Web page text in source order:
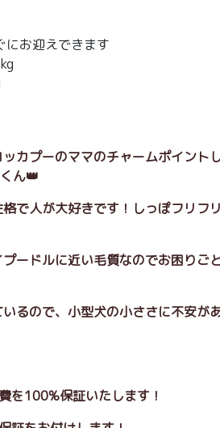
お迎えできます
カプーのママのチャームポイント
ん👑
で人が大好きです！しっぽフリフ
ードルに近い毛質なのでお困りご
るので、小型犬の小ささに不安が
を100%保証いたします！